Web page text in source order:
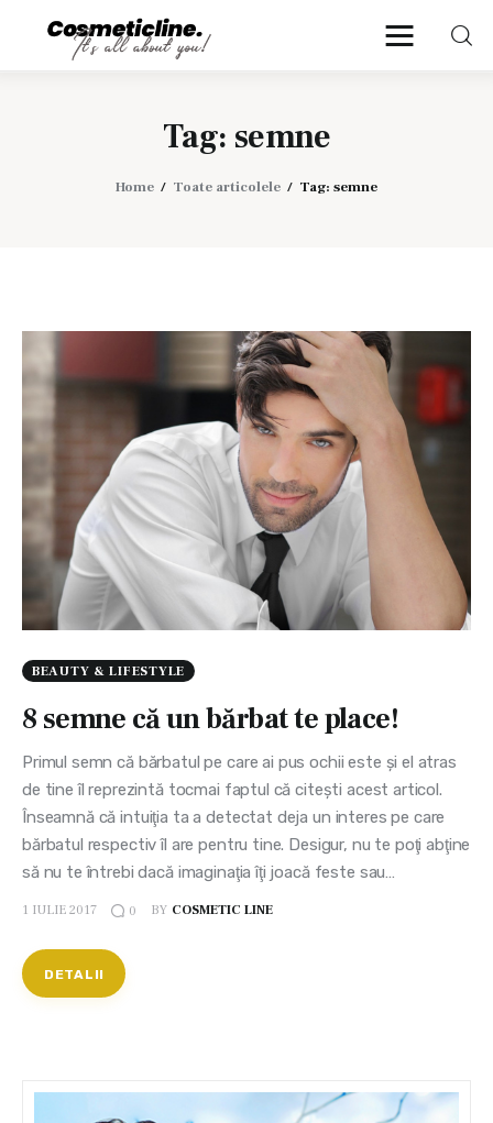
Tag: semne
Home Toate articolele Tag: semne
CosmeticLine.
Anti Aging Medicine
BEAUTY & LIFESTYLE
8 semne că un bărbat te place!
Primul semn că bărbatul pe care ai pus ochii este şi el atras
de tine îl reprezintă tocmai faptul că citeşti acest articol.
Înseamnă că intuiţia ta a detectat deja un interes pe care
bărbatul respectiv îl are pentru tine. Desigur, nu te poţi abţine
să nu te întrebi dacă imaginaţia îţi joacă feste sau…
1 IULIE 2017 0 BY COSMETIC LINE
DETALII